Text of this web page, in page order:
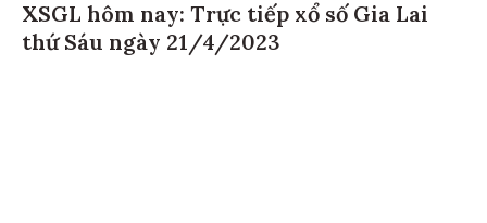
XSGL hôm nay: Trực tiếp xổ số Gia Lai
thứ Sáu ngày 21/4/2023